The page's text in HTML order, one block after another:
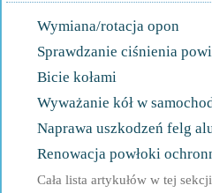
Wymiana/rotacja opon
Sprawdzanie ciśnienia
Bicie kołami
Wyważanie kół w
Naprawa uszkodzeń felg
Renowacja powłoki
Cała lista artykułów w tej sekcji